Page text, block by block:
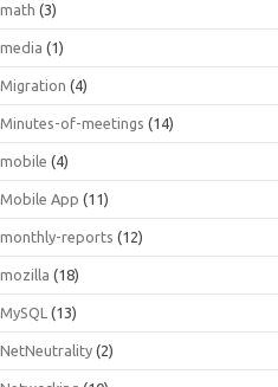
math (3)
media (1)
Migration (4)
Minutes-of-meetings (14)
mobile (4)
Mobile App (11)
monthly-reports (12)
mozilla (18)
MySQL (13)
NetNeutrality (2)